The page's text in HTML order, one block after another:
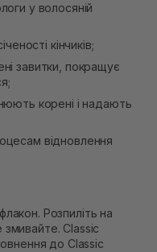
у волосяній
кінчиків;
завитки, покращує
корені і надають
відновлення
Розпиліть на
Classic
до Classic